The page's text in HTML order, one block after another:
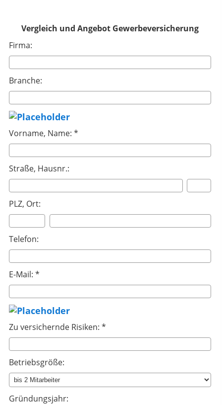
Vergleich und Angebot Gewerbeversicherung
Firma:
Branche:
Vorname, Name: *
Straße, Hausnr.:
PLZ, Ort:
Telefon:
E-Mail: *
Zu versichernde Risiken: *
Betriebsgröße:
Gründungsjahr: